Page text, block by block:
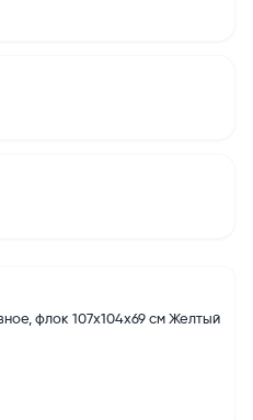
флок 107х104х69 см Желтый